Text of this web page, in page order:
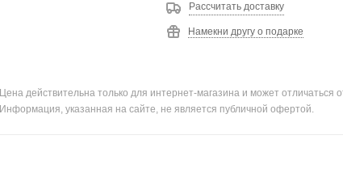
Рассчитать доставку
Намекни другу о подарке
Цена действительна только для интернет-магазина и может отличаться
Информация, указанная на сайте, не является публичной офертой.